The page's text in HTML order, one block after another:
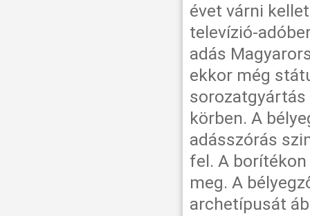
évet várni
televízió-
adás
ekkor még
sorozatgyártás
körben. A
adásszórás
fel. A
meg. A
archetípusát